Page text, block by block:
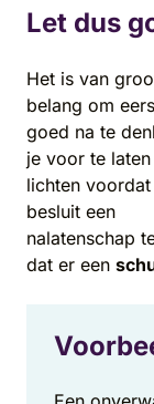
Let dus
Het is van
belang om
goed na te
je voor te laten
lichten
besluit een
nalatenschap
dat er een